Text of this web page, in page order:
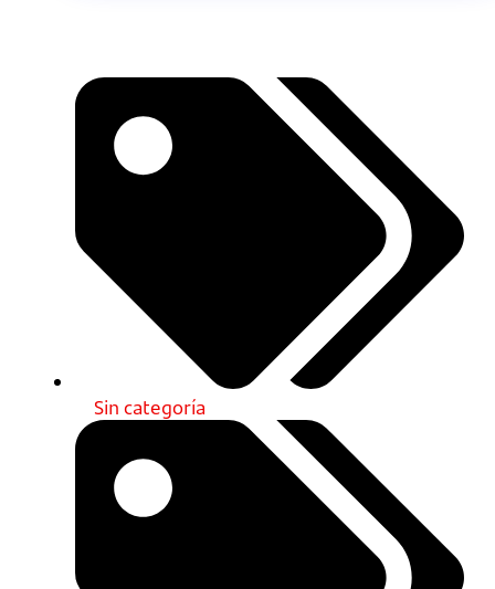
Sin categoría